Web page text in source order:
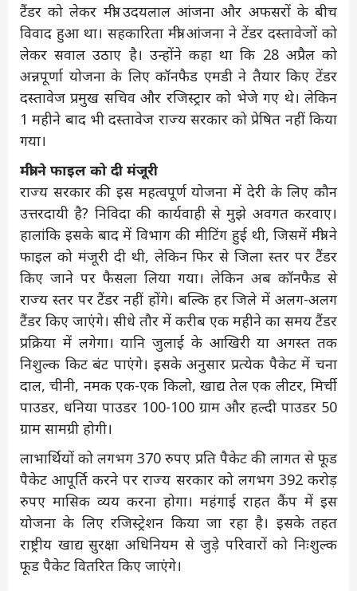
टैंडर को लेकर मंत्री उदयलाल आंजना और अफसरों के बीच
विवाद हुआ था। सहकारिता मंत्री आंजना ने टेंडर दस्तावेजों को
लेकर सवाल उठाए है। उन्होंने कहा था कि 28 अप्रैल को
अन्नपूर्णा योजना के लिए कॉनफैड एमडी ने तैयार किए टेंडर
दस्तावेज प्रमुख सचिव और रजिस्ट्रार को भेजे गए थे। लेकिन
1 महीने बाद भी दस्तावेज राज्य सरकार को प्रेषित नहीं किया
गया।
मंत्री ने फाइल को दी मंजूरी
राज्य सरकार की इस महत्वपूर्ण योजना में देरी के लिए कौन
उत्तरदायी है? निविदा की कार्यवाही से मुझे अवगत करवाए।
हालांकि इसके बाद में विभाग की मीटिंग हुई थी, जिसमें मंत्री ने
फाइल को मंजूरी दी थी, लेकिन फिर से जिला स्तर पर टैंडर
किए जाने पर फैसला लिया गया। लेकिन अब कॉनफैड से
राज्य स्तर पर टैंडर नहीं होंगे। बल्कि हर जिले में अलग-अलग
टैंडर किए जाएंगे। सीधे तौर में करीब एक महीने का समय टैंडर
प्रक्रिया में लगेगा। यानि जुलाई के आखिरी या अगस्त तक
निशुल्क किट बंट पाएंगे। इसके अनुसार प्रत्येक पैकेट में चना
दाल, चीनी, नमक एक-एक किलो, खाद्य तेल एक लीटर, मिर्ची
पाउडर, धनिया पाउडर 100-100 ग्राम और हल्दी पाउडर 50
ग्राम सामग्री होगी।
लाभार्थियों को लगभग 370 रुपए प्रति पैकेट की लागत से फूड
पैकेट आपूर्ति करने पर राज्य सरकार को लगभग 392 करोड़
रुपए मासिक व्यय करना होगा। महंगाई राहत कैंप में इस
योजना के लिए रजिस्ट्रेशन किया जा रहा है। इसके तहत
राष्ट्रीय खाद्य सुरक्षा अधिनियम से जुड़े परिवारों को निःशुल्क
फूड पैकेट वितरित किए जाएंगे।